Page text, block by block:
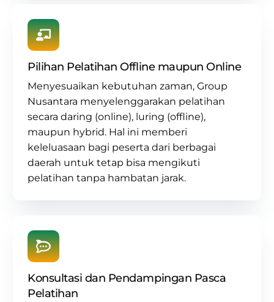
Pilihan Pelatihan Offline maupun Online
Menyesuaikan kebutuhan zaman, Group
Nusantara menyelenggarakan pelatihan
secara daring (online), luring (offline),
maupun hybrid. Hal ini memberi
keleluasaan bagi peserta dari berbagai
daerah untuk tetap bisa mengikuti
pelatihan tanpa hambatan jarak.
Konsultasi dan Pendampingan Pasca
Pelatihan